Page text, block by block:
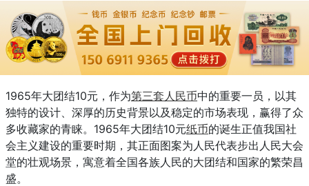
1965年大团结10元，作为第三套人民币中的重要一员，以其
独特的设计、深厚的历史背景以及稳定的市场表现，赢得了众
多收藏家的青睐。1965年大团结10元纸币的诞生正值我国社
会主义建设的重要时期，其正面图案为人民代表步出人民大会
堂的壮观场景，寓意着全国各族人民的大团结和国家的繁荣昌
盛。